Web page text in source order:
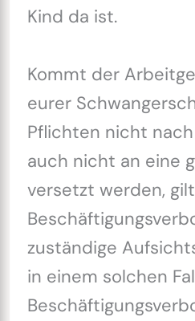
Kind da ist.
Kommt der
eurer
Pflichten nicht
auch nicht an eine
versetzt werden,
zuständige
in einem solchen